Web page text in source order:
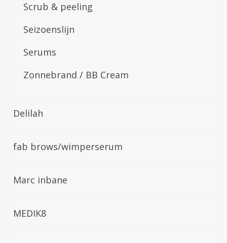
Scrub & peeling
Seizoenslijn
Serums
Zonnebrand / BB Cream
Delilah
fab brows/wimperserum
Marc inbane
MEDIK8